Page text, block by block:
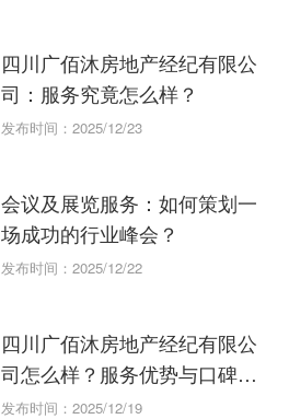
四川广佰沐房地产经纪有限公
司：服务究竟怎么样？
发布时间：2025/12/23
会议及展览服务：如何策划一
场成功的行业峰会？
发布时间：2025/12/22
四川广佰沐房地产经纪有限公
司怎么样？服务优势与口碑深
度测评
发布时间：2025/12/19